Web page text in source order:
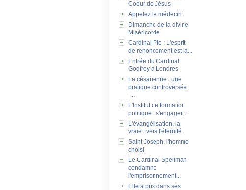
Coeur de Jésus
Appelez le médecin !
Dimanche de la divine
Miséricorde
Cardinal Pie : L'esprit
de renoncement est la...
Entrée du Cardinal
Godfrey à Londres
La césarienne : une
pratique controversée
-...
L'Institut de formation
politique : s'engager,...
L'évangélisation, la
vraie : vers l'éternité !
Saint Joseph, l'homme
choisi
Le Cardinal Spellman
condamne
l'emprisonnement...
Elle a pris dans ses